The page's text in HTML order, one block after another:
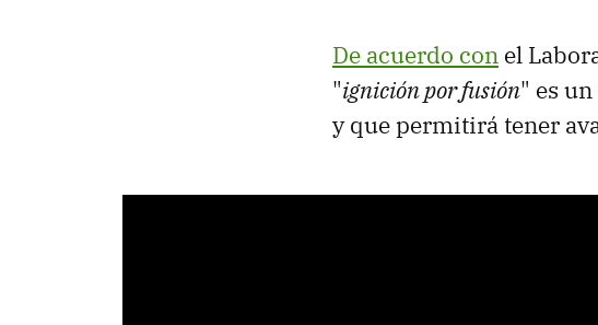
De acuerdo con el
"ignición por fusión" es
y que permitirá tener